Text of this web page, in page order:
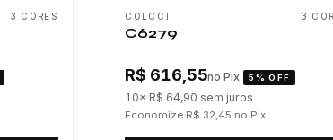
3 CORES COLCCI 3
C6279
R$ 616,55no Pix 5% OFF
10× R$ 64,90 sem juros
Economize R$ 32,45 no Pix